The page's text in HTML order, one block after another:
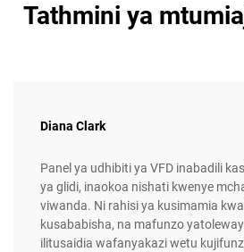
Tathmini ya
Diana Clark
Panel ya udhibiti ya VFD inabadili
ya glidi, inaokoa nishati kwenye
viwanda. Ni rahisi ya kusimamia
kusababisha, na mafunzo
ilitusaidia wafanyakazi wetu